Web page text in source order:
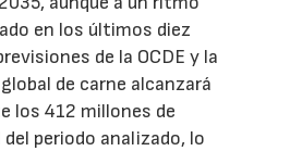
en los últimos diez
de la OCDE y la
de carne alcanzará
los 412 millones de
periodo analizado, lo